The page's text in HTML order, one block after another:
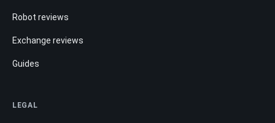
Robot reviews
Exchange reviews
Guides
LEGAL